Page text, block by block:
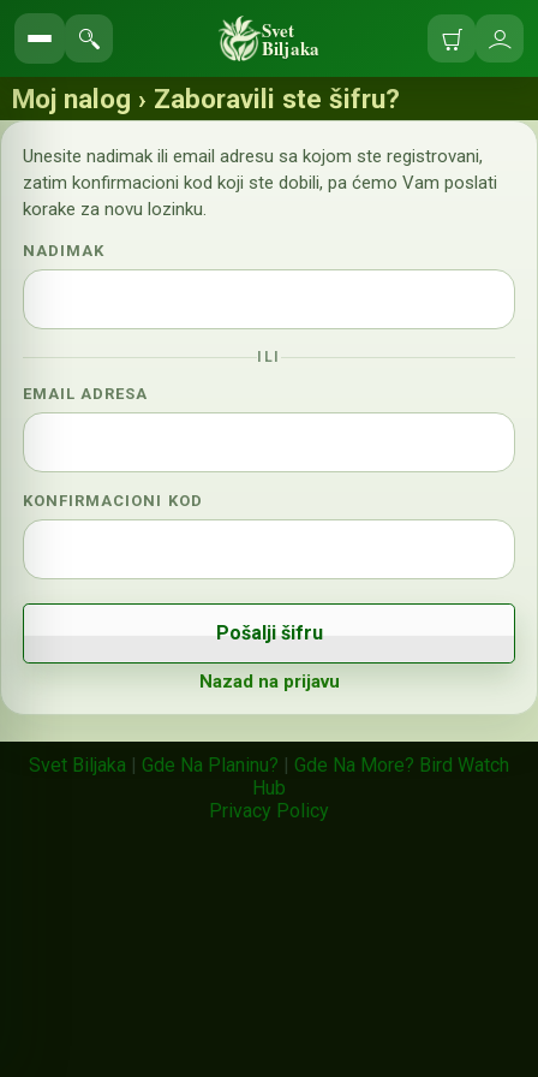
Pretraga
sajta
Svet
Biljaka Korpa
se
Moj nalog › Zaboravili ste šifru?
Unesite nadimak ili email adresu sa kojom ste registrovani,
zatim konfirmacioni kod koji ste dobili, pa ćemo Vam poslati
korake za novu lozinku.
NADIMAK
ILI
EMAIL ADRESA
KONFIRMACIONI KOD
Nazad na prijavu
Svet Biljaka | Gde Na Planinu? | Gde Na More? Bird Watch
Hub
Privacy Policy